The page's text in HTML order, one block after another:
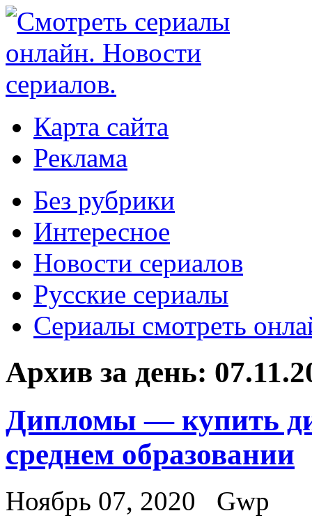
Карта сайта
Реклама
Без рубрики
Интересное
Новости сериалов
Русские сериалы
Сериалы смотреть
Архив за день:
Дипломы — купить
среднем образовании
Ноябрь 07, 2020
Gwp